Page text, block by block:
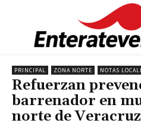
PRINCIPAL ZONA NORTE NOTAS
Refuerzan
barrenador en
norte de Veracruz